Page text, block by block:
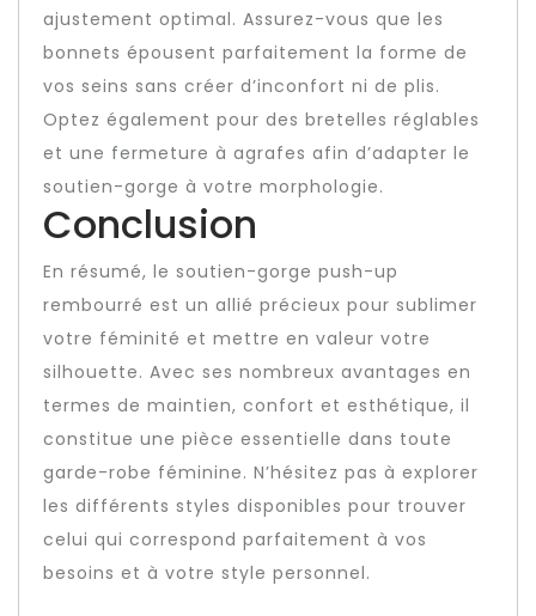
ajustement optimal. Assurez-vous que les
bonnets épousent parfaitement la forme de
vos seins sans créer d’inconfort ni de plis.
Optez également pour des bretelles réglables
et une fermeture à agrafes afin d’adapter le
soutien-gorge à votre morphologie.
Conclusion
En résumé, le soutien-gorge push-up
rembourré est un allié précieux pour sublimer
votre féminité et mettre en valeur votre
silhouette. Avec ses nombreux avantages en
termes de maintien, confort et esthétique, il
constitue une pièce essentielle dans toute
garde-robe féminine. N’hésitez pas à explorer
les différents styles disponibles pour trouver
celui qui correspond parfaitement à vos
besoins et à votre style personnel.